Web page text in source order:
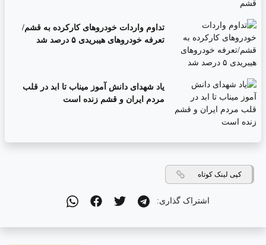
تداوم واردات خودروهای کارکرده به قشم/
تعرفه خودروهای هیبریدی ۵ درصد شد
یاد شهدای دانش آموز میناب تا ابد در قلب
مردم ایران و قشم زنده است
کپی لینک کوتاه
اشتراک گذاری: